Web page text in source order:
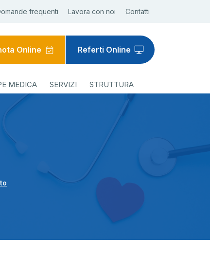
frequenti Lavora con noi Contatti
Online Referti Online
MEDICA SERVIZI STRUTTURA